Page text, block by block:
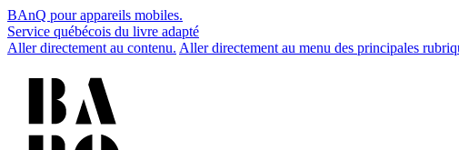
BAnQ pour appareils mobiles.
Service québécois du livre adapté
Aller directement au contenu. Aller directement au menu des principales